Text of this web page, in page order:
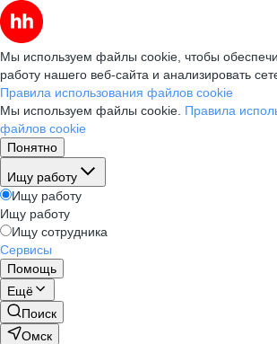
Мы используем файлы cookie, чтобы
работу нашего веб-сайта и анализировать
Правила использования файлов cookie
Мы используем файлы cookie. Правила
файлов cookie
Понятно
Ищу работу
Ищу работу
Ищу работу
Ищу сотрудника
Сервисы
Помощь
Ещё
Поиск
Омск